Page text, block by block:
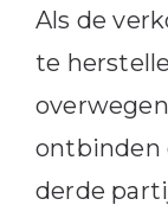
Als de
te
ontbinden
derde